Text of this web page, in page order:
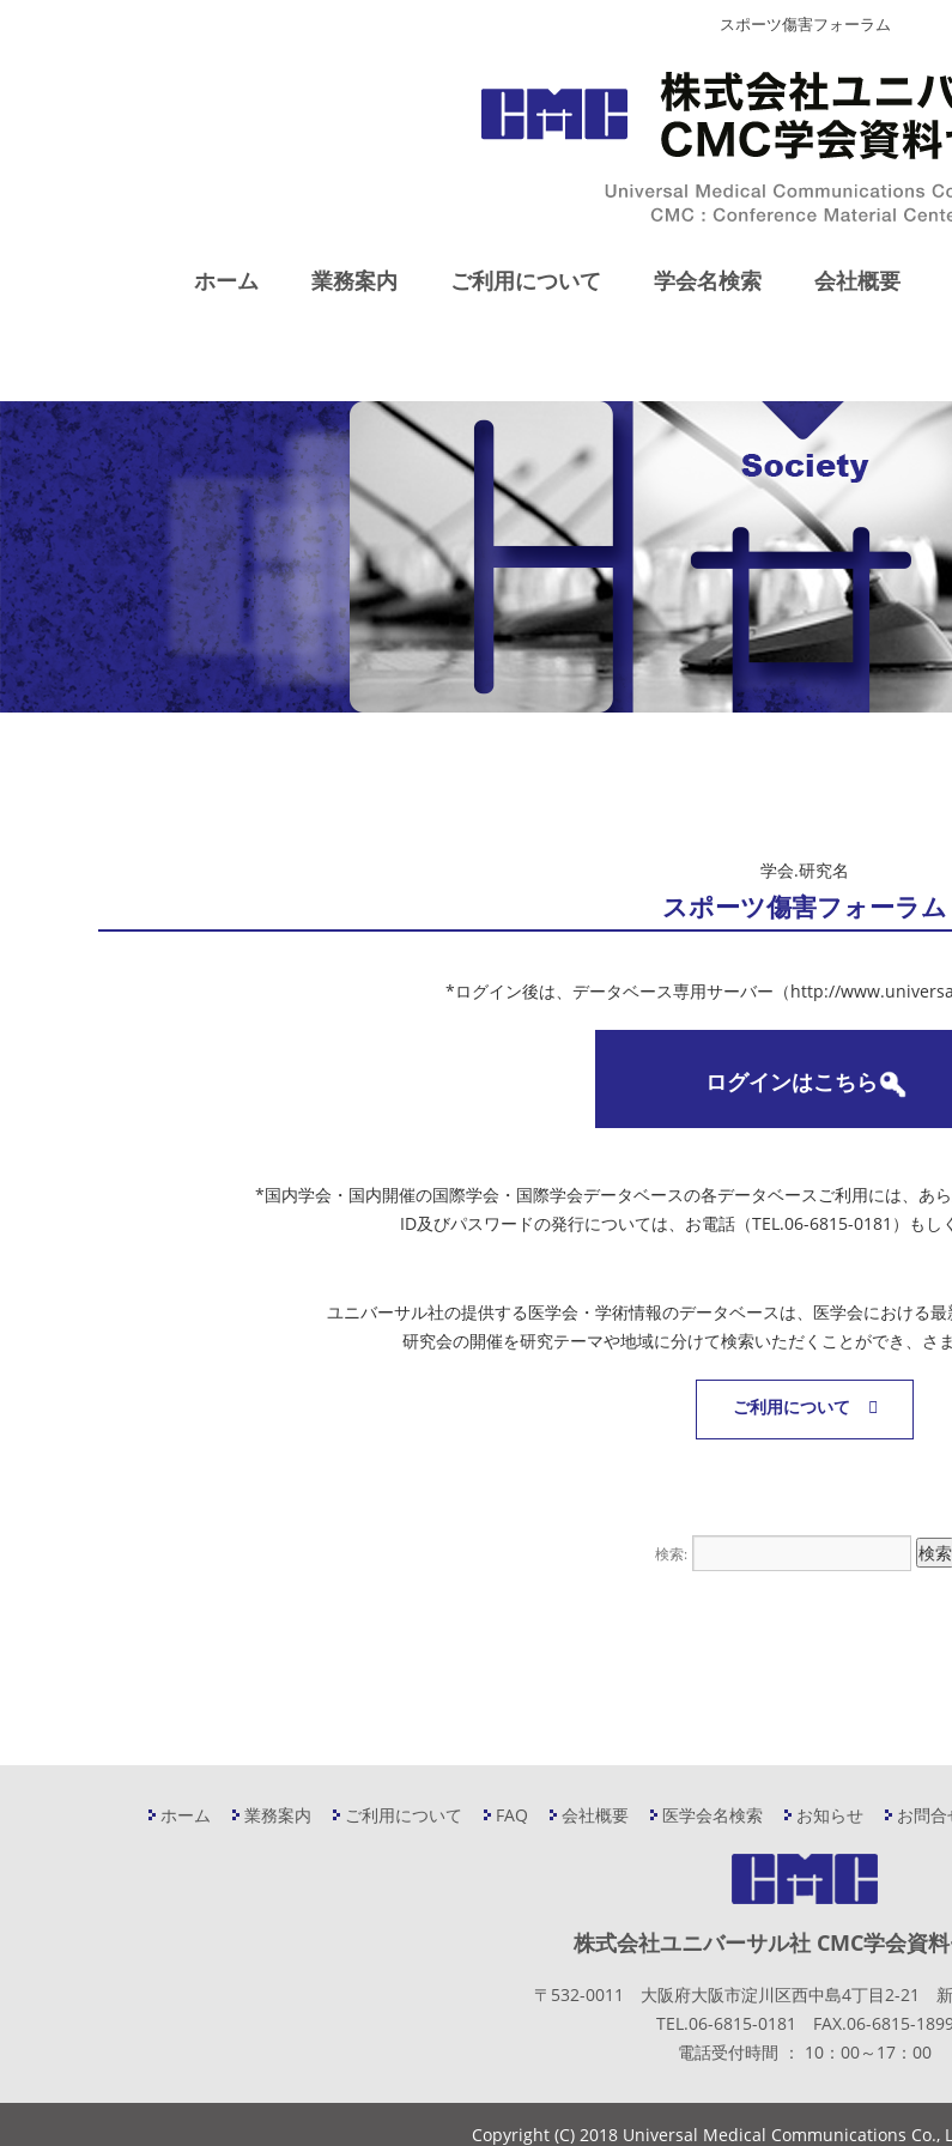
スポーツ傷害フォーラム
ホーム 業務案内 ご利用について 学会名検索 会社概要
学会.研究名
スポーツ傷害フォーラム
*ログイン後は、データベース専用サーバー（http://
ログインはこちら
*国内学会・国内開催の国際学会・国際学会データベースの各データベースご利用には、あ
ID及びパスワードの発行については、お電話（TEL.06-6815-0181）もし
ユニバーサル社の提供する医学会・学術情報のデータベースは、医学会における
研究会の開催を研究テーマや地域に分けて検索いただくことができ、さ
ご利用について
検索:
ホーム 業務案内 ご利用について FAQ 会社概要 医学会名検索 お知らせ お問合
株式会社ユニバーサル社 CMC学会資
〒532-0011 大阪府大阪市淀川区西中島4丁目2-21
TEL.06-6815-0181 FAX.06-6815-
電話受付時間 ： 10：00～17：00
Copyright (C) 2018 Universal Medical Communications Co.,